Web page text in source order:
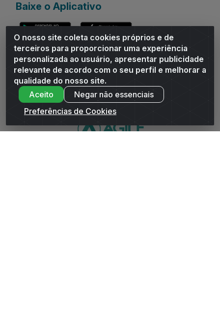
O nosso site coleta cookies próprios e de
terceiros para proporcionar uma experiência
personalizada ao usuário, apresentar publicidade
relevante de acordo com o seu perfil e melhorar a
qualidade do nosso site.
Aceito
Negar não essenciais
Preferências de Cookies
Baixe o Aplicativo
Andrade Distribuidor - ROD AL 110, n° 1401 - Sitio Moco,
Arapiraca/AL - CEP 57319-300 - CNPJ 10.667.481/0001-47